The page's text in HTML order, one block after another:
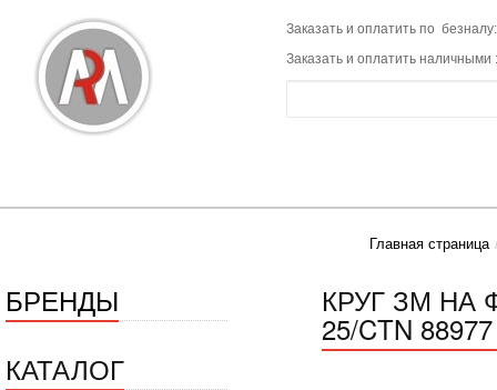
Заказать и оплатить по
Заказать и оплатить наличными
Главная страница
БРЕНДЫ
КАТАЛОГ
КРУГ ЗМ НА
25/CTN 88977